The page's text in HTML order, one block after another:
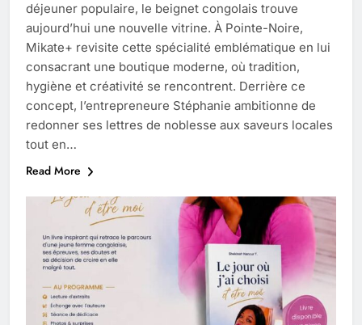
déjeuner populaire, le beignet congolais trouve
aujourd’hui une nouvelle vitrine. À Pointe-Noire,
Mikate+ revisite cette spécialité emblématique en lui
consacrant une boutique moderne, où tradition,
hygiène et créativité se rencontrent. Derrière ce
concept, l’entrepreneure Stéphanie ambitionne de
redonner ses lettres de noblesse aux saveurs locales
tout en…
Read More